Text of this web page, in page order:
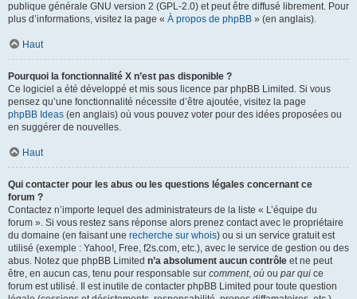
publique générale GNU version 2 (GPL-2.0) et peut être diffusé librement. Pour
plus d’informations, visitez la page « À propos de phpBB » (en anglais).
Haut
Pourquoi la fonctionnalité X n’est pas disponible ?
Ce logiciel a été développé et mis sous licence par phpBB Limited. Si vous
pensez qu’une fonctionnalité nécessite d’être ajoutée, visitez la page
phpBB Ideas (en anglais) où vous pouvez voter pour des idées proposées ou
en suggérer de nouvelles.
Haut
Qui contacter pour les abus ou les questions légales concernant ce
forum ?
Contactez n’importe lequel des administrateurs de la liste « L’équipe du
forum ». Si vous restez sans réponse alors prenez contact avec le propriétaire
du domaine (en faisant une recherche sur whois) ou si un service gratuit est
utilisé (exemple : Yahoo!, Free, f2s.com, etc.), avec le service de gestion ou des
abus. Notez que phpBB Limited n’a absolument aucun contrôle et ne peut
être, en aucun cas, tenu pour responsable sur comment, où ou par qui ce
forum est utilisé. Il est inutile de contacter phpBB Limited pour toute question